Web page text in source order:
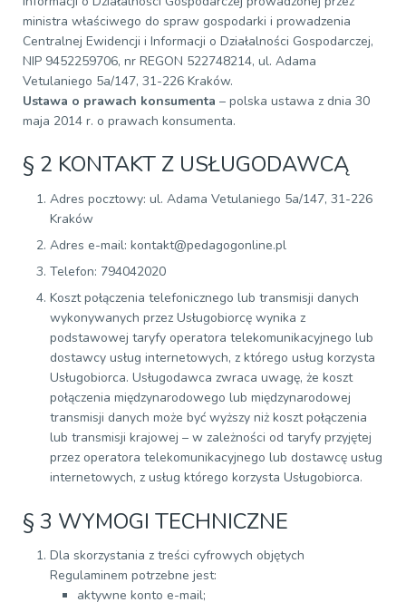
ministra właściwego do spraw gospodarki i prowadzenia
Centralnej Ewidencji i Informacji o Działalności Gospodarczej,
NIP 9452259706, nr REGON 522748214, ul. Adama
Vetulaniego 5a/147, 31-226 Kraków.
Ustawa o prawach konsumenta – polska ustawa z dnia 30
maja 2014 r. o prawach konsumenta.
§ 2 KONTAKT Z USŁUGODAWCĄ
Adres pocztowy: ul. Adama Vetulaniego 5a/147, 31-226
Kraków
Adres e-mail: kontakt@pedagogonline.pl
Telefon: 794042020
Koszt połączenia telefonicznego lub transmisji danych
wykonywanych przez Usługobiorcę wynika z
podstawowej taryfy operatora telekomunikacyjnego lub
dostawcy usług internetowych, z którego usług korzysta
Usługobiorca. Usługodawca zwraca uwagę, że koszt
połączenia międzynarodowego lub międzynarodowej
transmisji danych może być wyższy niż koszt połączenia
lub transmisji krajowej – w zależności od taryfy przyjętej
przez operatora telekomunikacyjnego lub dostawcę usług
internetowych, z usług którego korzysta Usługobiorca.
§ 3 WYMOGI TECHNICZNE
Dla skorzystania z treści cyfrowych objętych
Regulaminem potrzebne jest:
aktywne konto e-mail;